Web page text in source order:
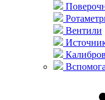
Вентили